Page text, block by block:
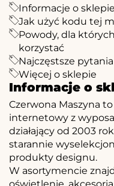
Informacje o sklepie
Jak użyć kodu tej
Powody, dla
korzystać
Najczęstsze pytania
Więcej o sklepie
Informacje o
Czerwona Maszyna
internetowy z
działający od 2003
starannie
produkty designu.
W asortymencie